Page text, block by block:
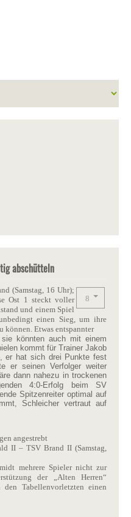
abschütteln
(Samstag, 16 Uhr);
Ost 1 steckt voller
und einem Spiel
einen Sieg, um ihre
können. Etwas entspannter
könnten auch mit einem
kommt für Trainer Jakob
er hat sich drei Punkte fest
er seinen Verfolger weiter
dann nahezu in trockenen
4:0-Erfolg beim SV
Spitzenreiter optimal auf
Schleicher vertraut auf
angestrebt
II – TSV Brand II (Samstag,
mehrere Spieler nicht zur
der „Alten Herren“
den Tabellenvorletzten einen